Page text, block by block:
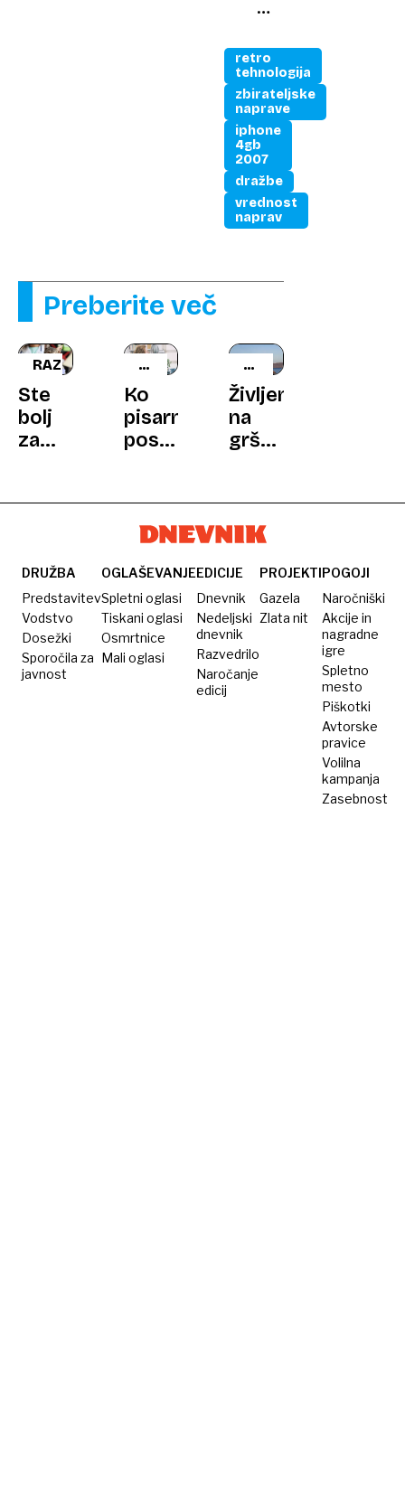
iz
socialističnih
držav
vse
bolj
priljubljeni
retro
tehnologija
zbirateljske
naprave
iphone
4gb
2007
dražbe
vrednost
naprav
Preberite več
RAZISKAVA
Ste
bolj
za
mačke?
vprašanje,
zakaj,
je še
bolj
zapleten,
kot bi
PODNEBNE
SPREMEMBE
Ko
pisarne
postanejo
vroče
je
POPOLNA
SLUŽBA
Življenje
na
grškem
razlogom:
skrb
mačke
v
zameno
za
brezplačno
bivanje
DRUŽBA
Predstavitev
Vodstvo
Dosežki
Sporočila za
javnost
OGLAŠEVANJE
Spletni oglasi
Tiskani oglasi
Osmrtnice
Mali oglasi
EDICIJE
Dnevnik
Nedeljski
dnevnik
Razvedrilo
Naročanje
edicij
PROJEKTI
Gazela
Zlata nit
POGOJI
Naročniški
Akcije in
nagradne
igre
Spletno
mesto
Piškotki
Avtorske
pravice
Volilna
kampanja
Zasebnost